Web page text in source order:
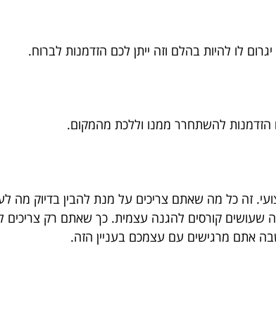
לו להיות בהלם וזה ייתן לכם הזדמנות לברוח.
להשתחרר ממנו וללכת מהמקום.
זה כל מה שאתם צריכים על מנת להבין בדיוק מה
שעושים קורסים להגנה עצמית. כך שאתם רק צריכים
אתם מרגישים עם עצמכם בעניין הזה.